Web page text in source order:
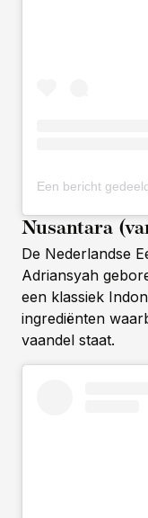
Nusantara
De Nederlandse
Adriansyah
een klassiek
ingrediënten
vaandel staat.